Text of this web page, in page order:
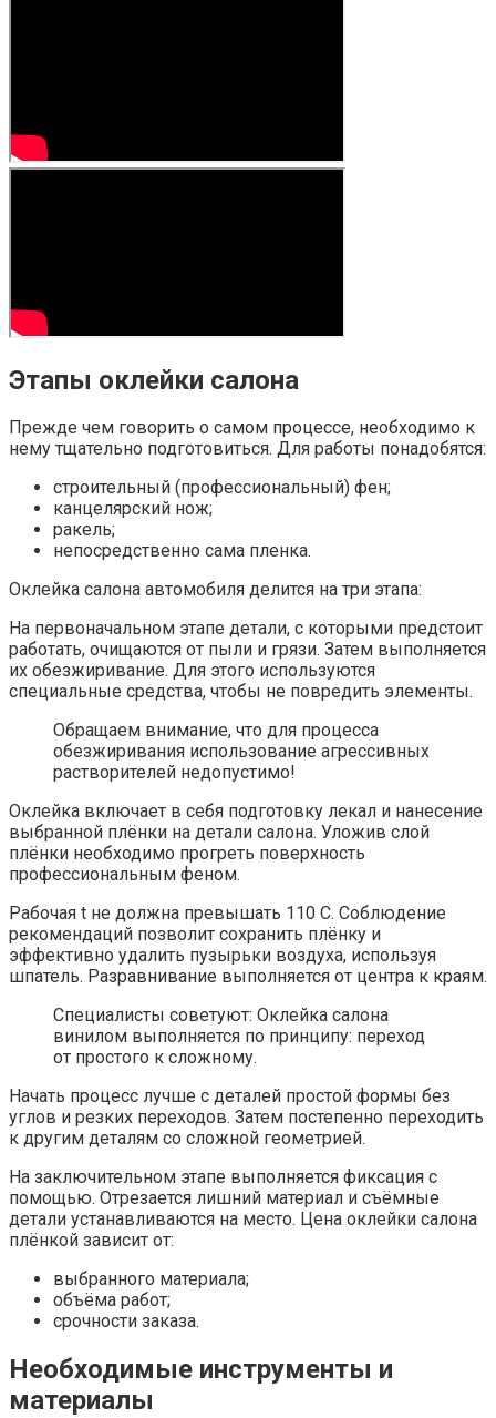
Этапы оклейки салона
Прежде чем говорить о самом процессе, необходимо к
нему тщательно подготовиться. Для работы понадобятся:
строительный (профессиональный) фен;
канцелярский нож;
ракель;
непосредственно сама пленка.
Оклейка салона автомобиля делится на три этапа:
На первоначальном этапе детали, с которыми предстоит
работать, очищаются от пыли и грязи. Затем выполняется
их обезжиривание. Для этого используются
специальные средства, чтобы не повредить элементы.
Обращаем внимание, что для процесса
обезжиривания использование агрессивных
растворителей недопустимо!
Оклейка включает в себя подготовку лекал и нанесение
выбранной плёнки на детали салона. Уложив слой
плёнки необходимо прогреть поверхность
профессиональным феном.
Рабочая t не должна превышать 110 С. Соблюдение
рекомендаций позволит сохранить плёнку и
эффективно удалить пузырьки воздуха, используя
шпатель. Разравнивание выполняется от центра к краям.
Специалисты советуют: Оклейка салона
винилом выполняется по принципу: переход
от простого к сложному.
Начать процесс лучше с деталей простой формы без
углов и резких переходов. Затем постепенно переходить
к другим деталям со сложной геометрией.
На заключительном этапе выполняется фиксация с
помощью. Отрезается лишний материал и съёмные
детали устанавливаются на место. Цена оклейки салона
плёнкой зависит от:
выбранного материала;
объёма работ;
срочности заказа.
Необходимые инструменты и
материалы